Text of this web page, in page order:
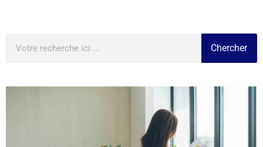
Chercher